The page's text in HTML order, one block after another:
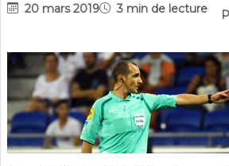
20 mars 2019 3 min de lecture